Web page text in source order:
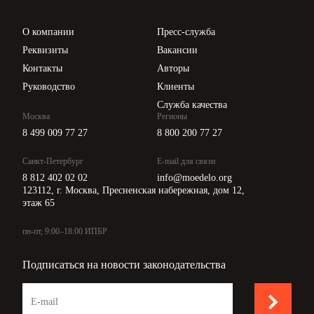
О компании
Реквизиты
Контакты
Руководство
Пресс-служба
Вакансии
Авторы
Клиенты
Служба качества
Москва
8 499 009 77 27
Санкт-Петербург
8 812 402 02 02
Регионы
8 800 200 77 27
E-mail для связи
info@moedelo.org
123112, г. Москва, Пресненская набережная, дом 12,
этаж 65
пн-пт, 9:00–18:00 ИПБР
Подписаться на новости законодательства